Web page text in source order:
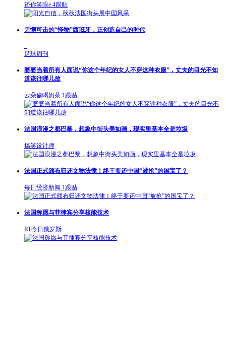
还你笑眼e 4跟贴
无懈可击的“怪物”西班牙，正创造自己的时代
足球周刊
婆婆当着所有人面说“你这个年纪的女人不穿这种衣服”，丈夫的目光不知
道该往哪儿放
云朵偷喝奶茶 1跟贴
法国浪漫之都巴黎，想象中街头美如画，现实里基本全是垃圾
搞笑设计师
法国正式颁布归还文物法律！终于要还中国“被抢”的国宝了？
每日经济新闻 1跟贴
法国称愿与菲律宾分享核能技术
RT今日俄罗斯